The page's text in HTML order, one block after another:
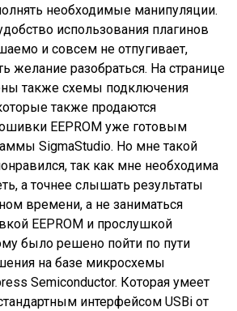
необходимые манипуляции.
использования плагинов
и совсем не отпугивает,
желание разобраться. На странице
также схемы подключения
также продаются
EEPROM уже готовым
SigmaStudio. Но мне такой
так как мне необходима
а точнее слышать результаты
времени, а не заниматься
EEPROM и прослушкой
было решено пойти по пути
на базе микросхемы
Semiconductor. Которая умеет
интерфейсом USBi от